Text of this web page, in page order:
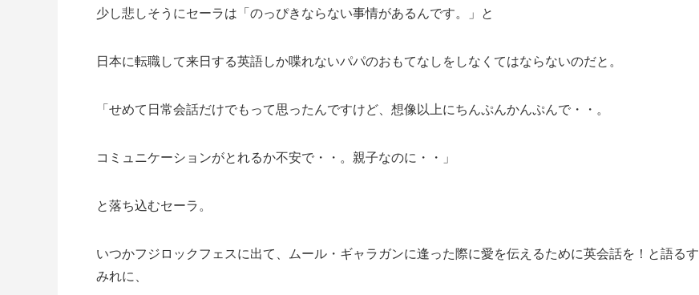
少し悲しそうにセーラは「のっぴきならない事情があるんです。」と
日本に転職して来日する英語しか喋れないパパのおもてなしをしなくてはならないのだと。
「せめて日常会話だけでもって思ったんですけど、想像以上にちんぷんかんぷんで・・。
コミュニケーションがとれるか不安で・・。親子なのに・・」
と落ち込むセーラ。
いつかフジロックフェスに出て、ムール・ギャラガンに逢った際に愛を伝えるために英会話を！と語るす
みれに、